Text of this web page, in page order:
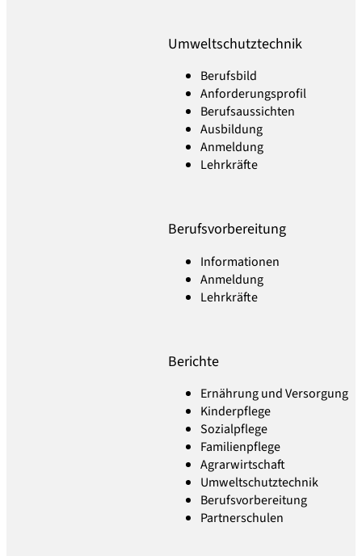
Umweltschutztechnik
Berufsbild
Anforderungsprofil
Berufsaussichten
Ausbildung
Anmeldung
Lehrkräfte
Berufsvorbereitung
Informationen
Anmeldung
Lehrkräfte
Berichte
Ernährung und Versorgung
Kinderpflege
Sozialpflege
Familienpflege
Agrarwirtschaft
Umweltschutztechnik
Berufsvorbereitung
Partnerschulen